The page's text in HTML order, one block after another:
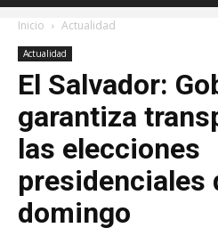
Inicio Actualidad
Actualidad
El Salvador:
garantiza
las elecciones
presidenciales
domingo